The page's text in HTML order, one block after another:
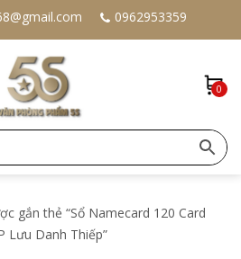
0962953359
0
gắn thẻ “Sổ Namecard 120 Card
Lưu Danh Thiếp”